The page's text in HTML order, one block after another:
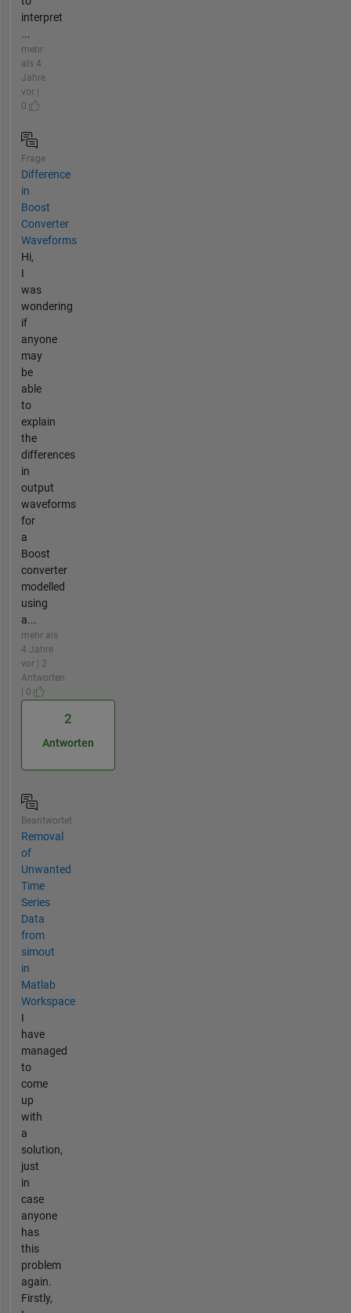
interpret
...
mehr
als 4
Jahre
vor |
0
Frage
Difference
in
Boost
Converter
Waveforms
Hi,
I
was
wondering
if
anyone
may
be
able
to
explain
the
differences
in
output
waveforms
for
a
Boost
converter
modelled
using
a...
mehr als
4 Jahre
vor | 2
Antworten
| 0
2
Antworten
Beantwortet
Removal
of
Unwanted
Time
Series
Data
from
simout
in
Matlab
Workspace
I
have
managed
to
come
up
with
a
solution,
just
in
case
anyone
has
this
problem
again.
Firstly,